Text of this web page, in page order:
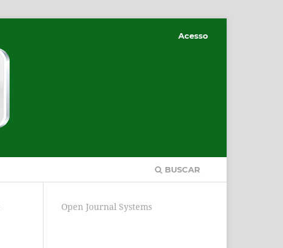
BUSCAR
Acesso
Open Journal Systems